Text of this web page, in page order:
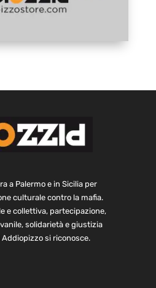
a Palermo e in Sicilia per
culturale contro la mafia.
e collettiva, partecipazione,
solidarietà e giustizia
si riconosce.